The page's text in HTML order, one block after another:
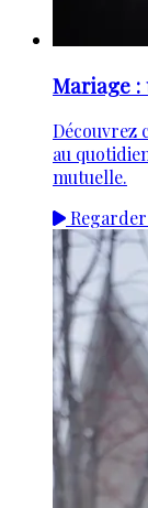
Mariage
Découvrez
au
mutuelle.